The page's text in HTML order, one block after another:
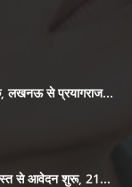
लखनऊ से प्रयागराज...
से आवेदन शुरू, 21...